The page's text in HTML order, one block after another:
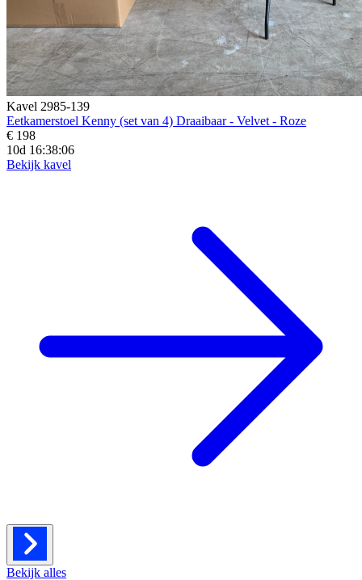
Kavel 2985-139
Eetkamerstoel Kenny (set van 4) Draaibaar - Velvet - Roze
€ 198
10d 16:38:04
Bekijk kavel
Bekijk alles